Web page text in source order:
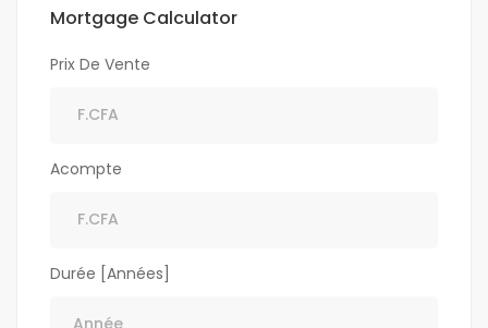
Mortgage Calculator
Prix De Vente
Acompte
Durée [Années]